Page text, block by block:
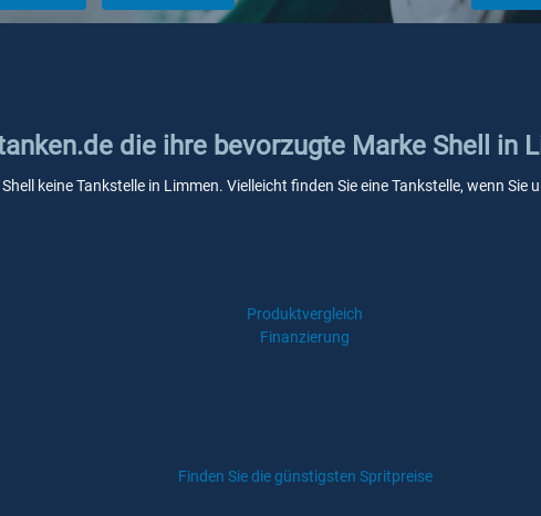
die ihre bevorzugte Marke Shell in
keine Tankstelle in Limmen. Vielleicht finden Sie eine Tankstelle, wenn Sie
Produktvergleich
Finanzierung
Finden Sie die günstigsten Spritpreise